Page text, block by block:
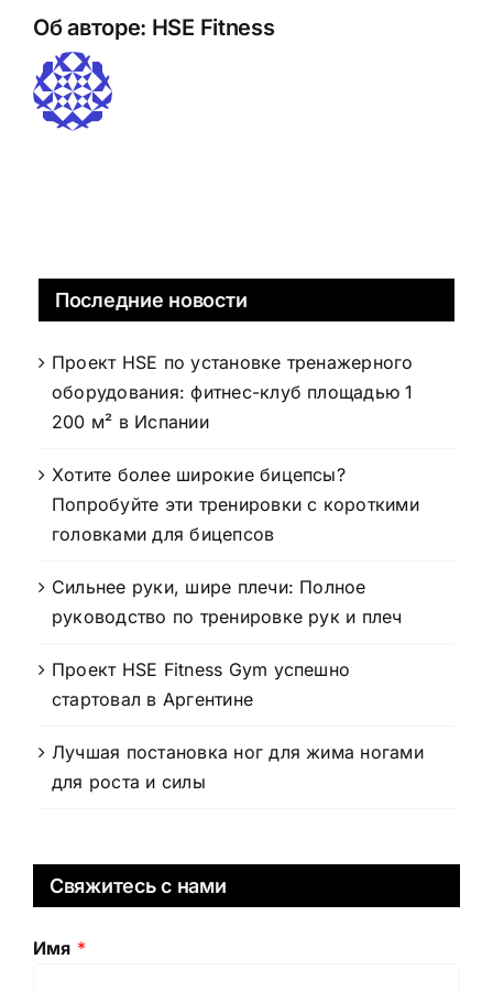
Об авторе: HSE Fitness
Последние новости
Проект HSE по установке тренажерного
оборудования: фитнес-клуб площадью 1
200 м² в Испании
Хотите более широкие бицепсы?
Попробуйте эти тренировки с короткими
головками для бицепсов
Сильнее руки, шире плечи: Полное
руководство по тренировке рук и плеч
Проект HSE Fitness Gym успешно
стартовал в Аргентине
Лучшая постановка ног для жима ногами
для роста и силы
Свяжитесь с нами
Имя *